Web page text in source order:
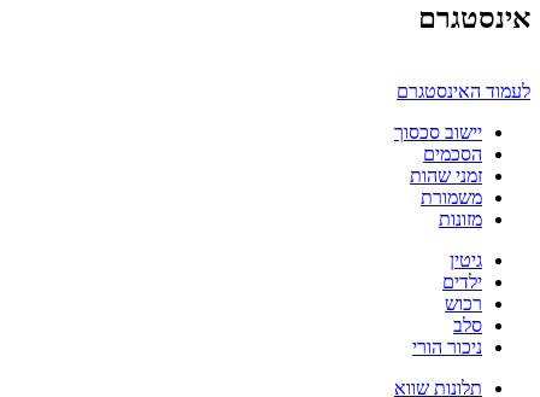
אינסטגרם
לעמוד האינסטגרם
יישוב סכסוך
הסכמים
זמני שהות
משמורת
מזונות
גיטין
ילדים
רכוש
סלב
ניכור הורי
תלונות שווא